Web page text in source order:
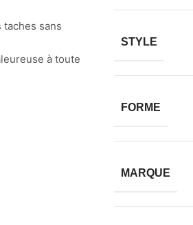
taches sans
à toute
STYLE
FORME
MARQUE